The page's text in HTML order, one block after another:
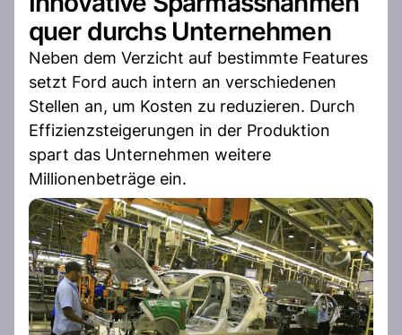
quer durchs Unternehmen
Neben dem Verzicht auf bestimmte Features
setzt Ford auch intern an verschiedenen
Stellen an, um Kosten zu reduzieren. Durch
Effizienzsteigerungen in der Produktion
spart das Unternehmen weitere
Millionenbeträge ein.